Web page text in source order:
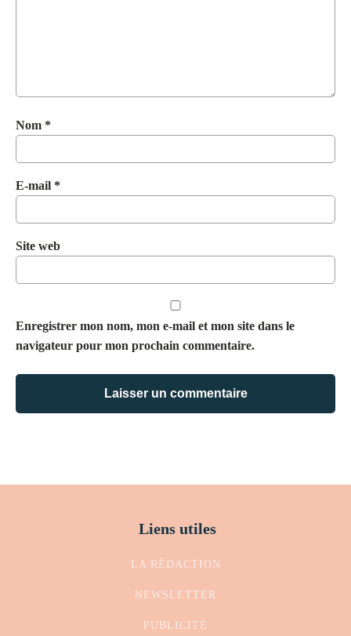
Nom *
E-mail *
Site web
Enregistrer mon nom, mon e-mail et mon site dans le
navigateur pour mon prochain commentaire.
Liens utiles
LA RÉDACTION
NEWSLETTER
PUBLICITÉ